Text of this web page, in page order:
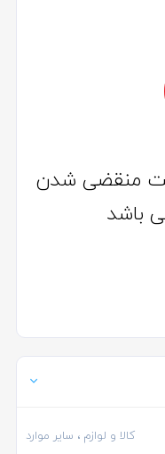
منقضی شدن
باشد
کالا و لوازم ، سایر موارد